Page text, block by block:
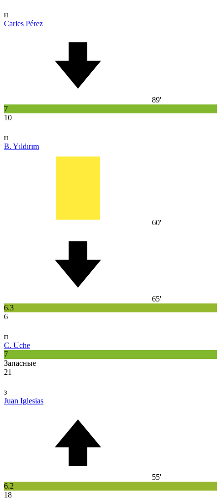
н
Carles Pérez
89'
7
10
н
B. Yıldırım
60'
65'
6.3
6
п
C. Uche
7
Запасные
21
з
Juan Iglesias
55'
6.2
18